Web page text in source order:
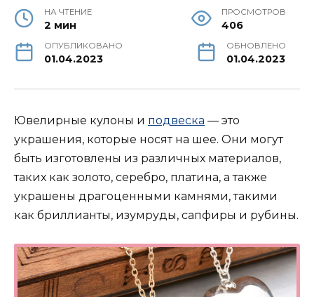
НА ЧТЕНИЕ
2 мин
ПРОСМОТРОВ
406
ОПУБЛИКОВАНО
01.04.2023
ОБНОВЛЕНО
01.04.2023
Ювелирные кулоны и подвеска — это
украшения, которые носят на шее. Они могут
быть изготовлены из различных материалов,
таких как золото, серебро, платина, а также
украшены драгоценными камнями, такими
как бриллианты, изумруды, сапфиры и рубины.